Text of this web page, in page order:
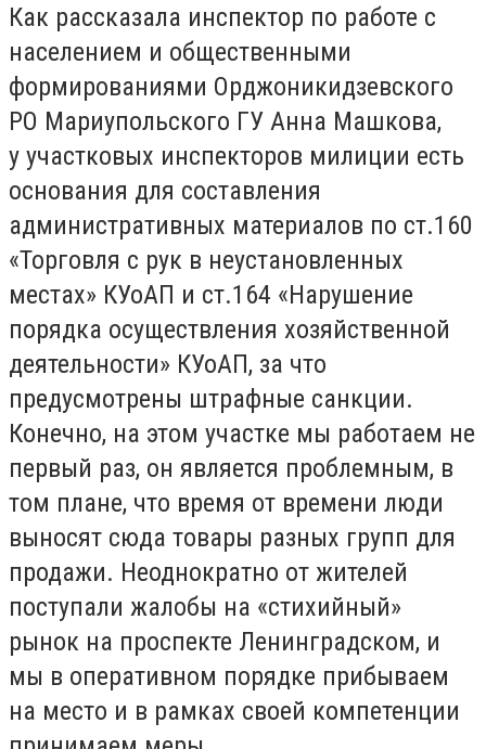
Как рассказала инспектор по работе с
населением и общественными
формированиями Орджоникидзевского
РО Мариупольского ГУ Анна Машкова,
у участковых инспекторов милиции есть
основания для составления
административных материалов по ст.160
«Торговля с рук в неустановленных
местах» КУоАП и ст.164 «Нарушение
порядка осуществления хозяйственной
деятельности» КУоАП, за что
предусмотрены штрафные санкции.
Конечно, на этом участке мы работаем не
первый раз, он является проблемным, в
том плане, что время от времени люди
выносят сюда товары разных групп для
продажи. Неоднократно от жителей
поступали жалобы на «стихийный»
рынок на проспекте Ленинградском, и
мы в оперативном порядке прибываем
на место и в рамках своей компетенции